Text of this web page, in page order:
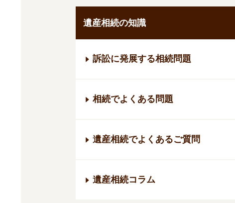
遺産相続の知識
訴訟に発展する相続問題
相続でよくある問題
遺産相続でよくあるご質問
遺産相続コラム